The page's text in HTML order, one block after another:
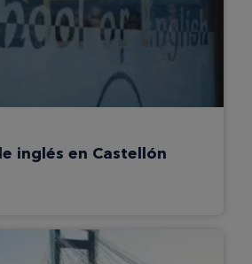
inglés en Castellón